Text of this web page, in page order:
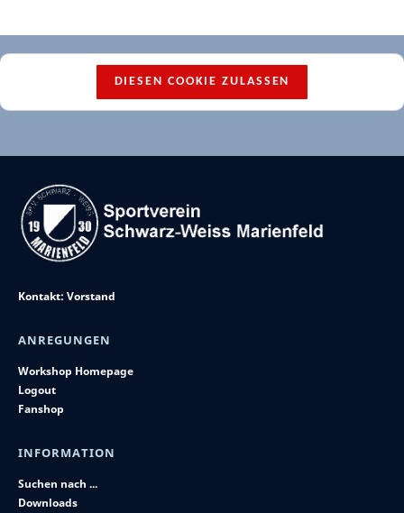
DIESEN COOKIE ZULASSEN
Kontakt: Vorstand
ANREGUNGEN
Workshop Homepage
Logout
Fanshop
INFORMATION
Suchen nach ...
Downloads